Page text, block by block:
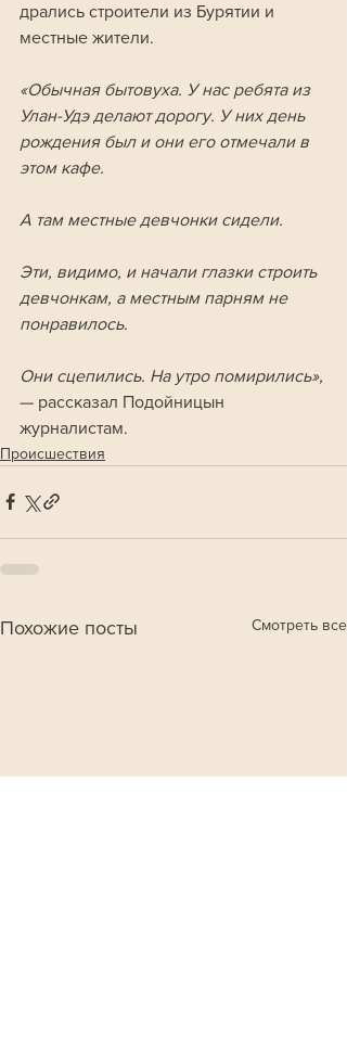
дрались строители из Бурятии и
местные жители.
«Обычная бытовуха. У нас ребята из
Улан-Удэ делают дорогу. У них день
рождения был и они его отмечали в
этом кафе.
А там местные девчонки сидели.
Эти, видимо, и начали глазки строить
девчонкам, а местным парням не
понравилось.
Они сцепились. На утро помирились»,
— рассказал Подойницын
журналистам.
Происшествия
Похожие посты Смотреть все